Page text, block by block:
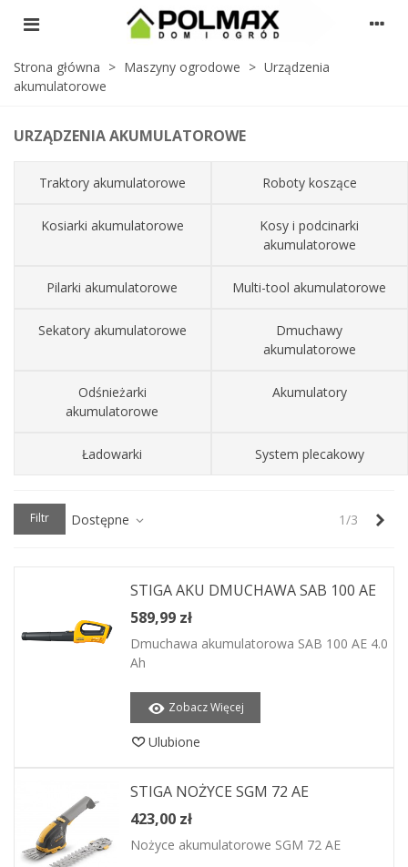
Strona główna > Maszyny ogrodowe > Urządzenia
akumulatorowe
URZĄDZENIA AKUMULATOROWE
Traktory akumulatorowe Roboty koszące
Kosiarki akumulatorowe
Kosy i podcinarki
akumulatorowe
Pilarki akumulatorowe Multi-tool akumulatorowe
Sekatory akumulatorowe
Dmuchawy
akumulatorowe
Odśnieżarki
akumulatorowe
Akumulatory
Ładowarki System plecakowy
Filtr Dostępne 1/3
STIGA AKU DMUCHAWA SAB 100 AE
589,99 zł
Dmuchawa akumulatorowa SAB 100 AE 4.0
Ah
Zobacz Więcej
Ulubione
STIGA NOŻYCE SGM 72 AE
423,00 zł
Nożyce akumulatorowe SGM 72 AE